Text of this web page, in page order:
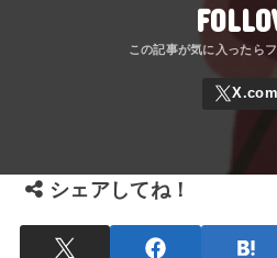
シェアしてね！